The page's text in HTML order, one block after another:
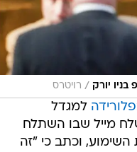
יורק / רויטרס
למגדל
מייל שבו השתלח
וכתב כי "זה